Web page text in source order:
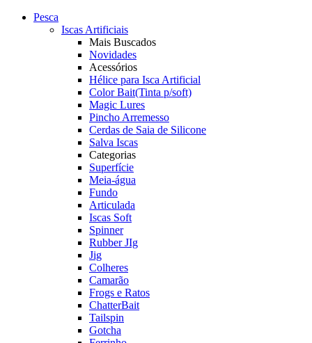
Pesca
Iscas Artificiais
Mais Buscados
Novidades
Acessórios
Hélice para Isca Artificial
Color Bait(Tinta p/soft)
Magic Lures
Pincho Arremesso
Cerdas de Saia de Silicone
Salva Iscas
Categorias
Superfície
Meia-água
Fundo
Articulada
Iscas Soft
Spinner
Rubber JIg
Jig
Colheres
Camarão
Frogs e Ratos
ChatterBait
Tailspin
Gotcha